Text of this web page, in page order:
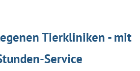
Tierkliniken - mit
Service